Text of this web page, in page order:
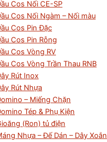
Cos Nối CE-SP
Cos Nối Ngàm – Nối màu
Cos Pin Đặc
Cos Pin Rỗng
Cos Vòng RV
Cos Vòng Trần Thau RNB
Rút Inox
Rút Nhựa
– Miếng Chặn
Tép & Phụ Kiện
(Ron) tủ điện
Nhựa – Đế Dán – Dây Xoắn